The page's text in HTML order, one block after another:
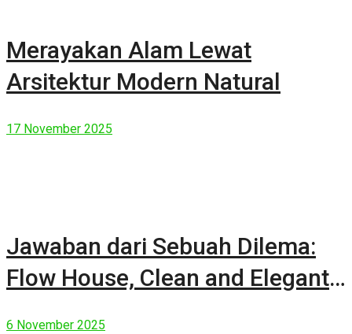
Merayakan Alam Lewat
Arsitektur Modern Natural
17 November 2025
Jawaban dari Sebuah Dilema:
Flow House, Clean and Elegant
6 November 2025